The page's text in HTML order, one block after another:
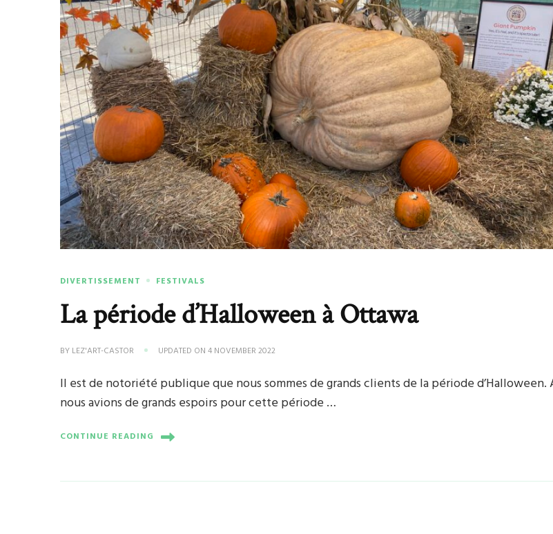
DIVERTISSEMENT FESTIVALS
La période d’Halloween à Ottawa
BY LEZ'ART-CASTOR UPDATED ON4 NOVEMBER 2022
Il est de notoriété publique que nous sommes de grands clients de la période
nous avions de grands espoirs pour cette période …
CONTINUE READING